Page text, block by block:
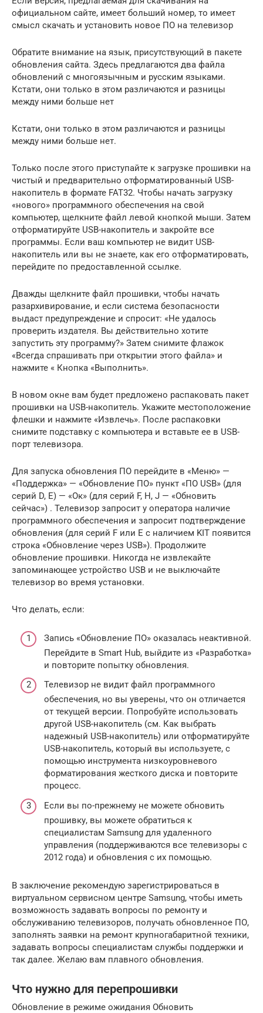
официальном сайте, имеет больший номер, то имеет
смысл скачать и установить новое ПО на телевизор
Обратите внимание на язык, присутствующий в пакете
обновления сайта. Здесь предлагаются два файла
обновлений с многоязычным и русским языками.
Кстати, они только в этом различаются и разницы
между ними больше нет
Кстати, они только в этом различаются и разницы
между ними больше нет.
Только после этого приступайте к загрузке прошивки на
чистый и предварительно отформатированный USB-
накопитель в формате FAT32. Чтобы начать загрузку
«нового» программного обеспечения на свой
компьютер, щелкните файл левой кнопкой мыши. Затем
отформатируйте USB-накопитель и закройте все
программы. Если ваш компьютер не видит USB-
накопитель или вы не знаете, как его отформатировать,
перейдите по предоставленной ссылке.
Дважды щелкните файл прошивки, чтобы начать
разархивирование, и если система безопасности
выдаст предупреждение и спросит: «Не удалось
проверить издателя. Вы действительно хотите
запустить эту программу?» Затем снимите флажок
«Всегда спрашивать при открытии этого файла» и
нажмите « Кнопка «Выполнить».
В новом окне вам будет предложено распаковать пакет
прошивки на USB-накопитель. Укажите местоположение
флешки и нажмите «Извлечь». После распаковки
снимите подставку с компьютера и вставьте ее в USB-
порт телевизора.
Для запуска обновления ПО перейдите в «Меню» —
«Поддержка» — «Обновление ПО» пункт «ПО USB» (для
серий D, E) — «Ок» (для серий F, H, J — «Обновить
сейчас») . Телевизор запросит у оператора наличие
программного обеспечения и запросит подтверждение
обновления (для серий F или E с наличием KIT появится
строка «Обновление через USB»). Продолжите
обновление прошивки. Никогда не извлекайте
запоминающее устройство USB и не выключайте
телевизор во время установки.
Что делать, если:
Запись «Обновление ПО» оказалась неактивной.
Перейдите в Smart Hub, выйдите из «Разработка»
и повторите попытку обновления.
Телевизор не видит файл программного
обеспечения, но вы уверены, что он отличается
от текущей версии. Попробуйте использовать
другой USB-накопитель (см. Как выбрать
надежный USB-накопитель) или отформатируйте
USB-накопитель, который вы используете, с
помощью инструмента низкоуровневого
форматирования жесткого диска и повторите
процесс.
Если вы по-прежнему не можете обновить
прошивку, вы можете обратиться к
специалистам Samsung для удаленного
управления (поддерживаются все телевизоры с
2012 года) и обновления с их помощью.
В заключение рекомендую зарегистрироваться в
виртуальном сервисном центре Samsung, чтобы иметь
возможность задавать вопросы по ремонту и
обслуживанию телевизоров, получать обновленное ПО,
заполнять заявки на ремонт крупногабаритной техники,
задавать вопросы специалистам службы поддержки и
так далее. Желаю вам плавного обновления.
Что нужно для перепрошивки
Обновление в режиме ожидания Обновить